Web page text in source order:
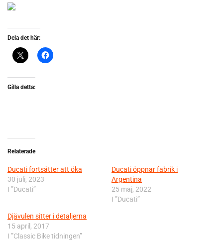
Dela det här:
Gilla detta:
Relaterade
Ducati fortsätter att öka
30 juli, 2023
I ”Ducati”
Ducati öppnar fabrik i
Argentina
25 maj, 2022
I ”Ducati”
Djävulen sitter i detaljerna
15 april, 2017
I ”Classic Bike tidningen”